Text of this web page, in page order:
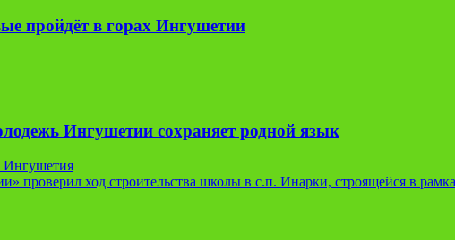
пройдёт в горах Ингушетии
Ингушетии сохраняет родной язык
Ингушетия
проверил ход строительства школы в с.п. Инарки, строящейся в